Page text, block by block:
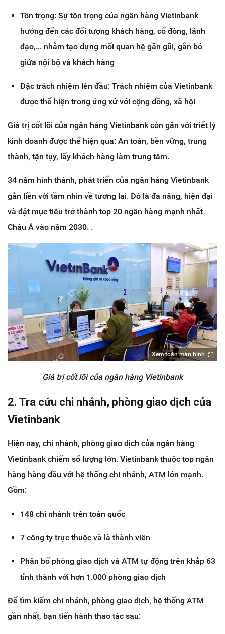
Tôn trọng: Sự tôn trọng của ngân hàng Vietinbank
hướng đến các đối tượng khách hàng, cổ đông, lãnh
đạo,... nhằm tạo dựng mối quan hệ gần gũi, gắn bó
giữa nội bộ và khách hàng
Đặc trách nhiệm lên đầu: Trách nhiệm của Vietinbank
được thể hiện trong ứng xử với cộng đồng, xã hội
Giá trị cốt lõi của ngân hàng Vietinbank còn gắn với triết lý
kinh doanh được thể hiện qua: An toàn, bền vững, trung
thành, tận tụy, lấy khách hàng làm trung tâm.
34 năm hình thành, phát triển của ngân hàng Vietinbank
gắn liền với tầm nhìn về tương lai. Đó là đa năng, hiện đại
và đặt mục tiêu trở thành top 20 ngân hàng mạnh nhất
Châu Á vào năm 2030. .
Xem toàn màn hình
Giá trị cốt lõi của ngân hàng Vietinbank
2. Tra cứu chi nhánh, phòng giao dịch của
Vietinbank
Hiện nay, chi nhánh, phòng giao dịch của ngân hàng
Vietinbank chiếm số lượng lớn. Vietinbank thuộc top ngân
hàng hàng đầu với hệ thống chi nhánh, ATM lớn mạnh.
Gồm:
148 chi nhánh trên toàn quốc
7 công ty trực thuộc và là thành viên
Phân bố phòng giao dịch và ATM tự động trên khắp 63
tỉnh thành với hơn 1.000 phòng giao dịch
Để tìm kiếm chi nhánh, phòng giao dịch, hệ thống ATM
gần nhất, bạn tiến hành thao tác sau: